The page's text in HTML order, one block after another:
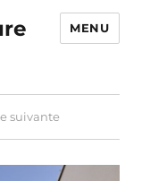
MENU
suivante